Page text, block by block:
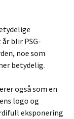
blir PSG-
noe som
betydelig.
også som en
logo og
eksponering